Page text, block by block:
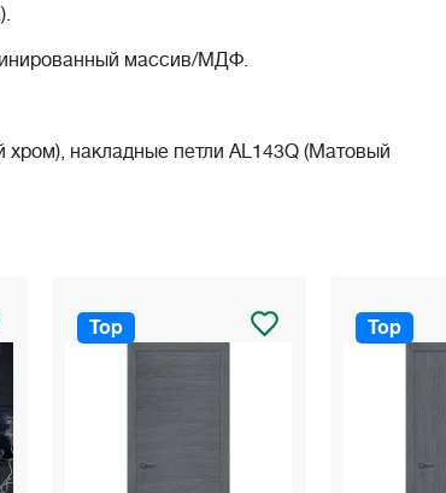
массив/МДФ.
накладные петли AL143Q (Матовый
(Никель или черный) имеет магнитный
200 мм – для стен толщиной до 260 мм.
дуб серый/кремовый.